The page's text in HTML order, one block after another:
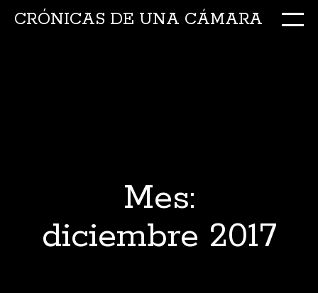
CRÓNICAS DE UNA CÁMARA
Mes:
diciembre 2017